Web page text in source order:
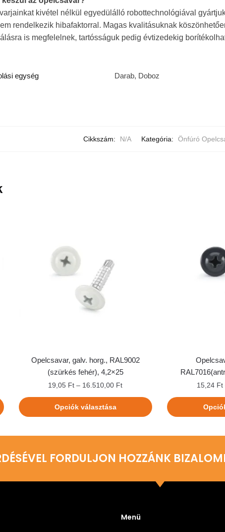
kivétel nélkül egyedülálló robottechnológiával
rendelkezik hibafaktorral. Magas kvalitásuknak
is megfelelnek, tartósságuk pedig évtizedekig
egység Darab, Doboz
Cikkszám: N/A Kategória: Önfúró
Opelcsavar, galv. horg., RAL9002
(szürkés fehér), 4,2×25
19,05 Ft – 16.510,00 Ft
Opciók választása
15,24 Ft
FORDULJON HOZZÁNK
Menü